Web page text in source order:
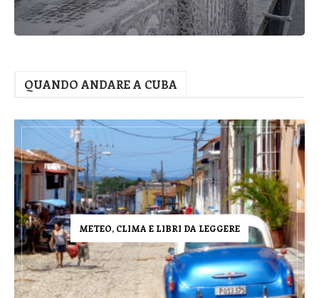
QUANDO ANDARE A CUBA
METEO, CLIMA E LIBRI DA LEGGERE